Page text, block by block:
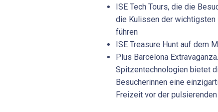
ISE Tech Tours, die die
die Kulissen der wichtigsten
führen
ISE Treasure Hunt auf dem
Plus Barcelona
Spitzentechnologien bietet
Besucherinnen eine
Freizeit vor der